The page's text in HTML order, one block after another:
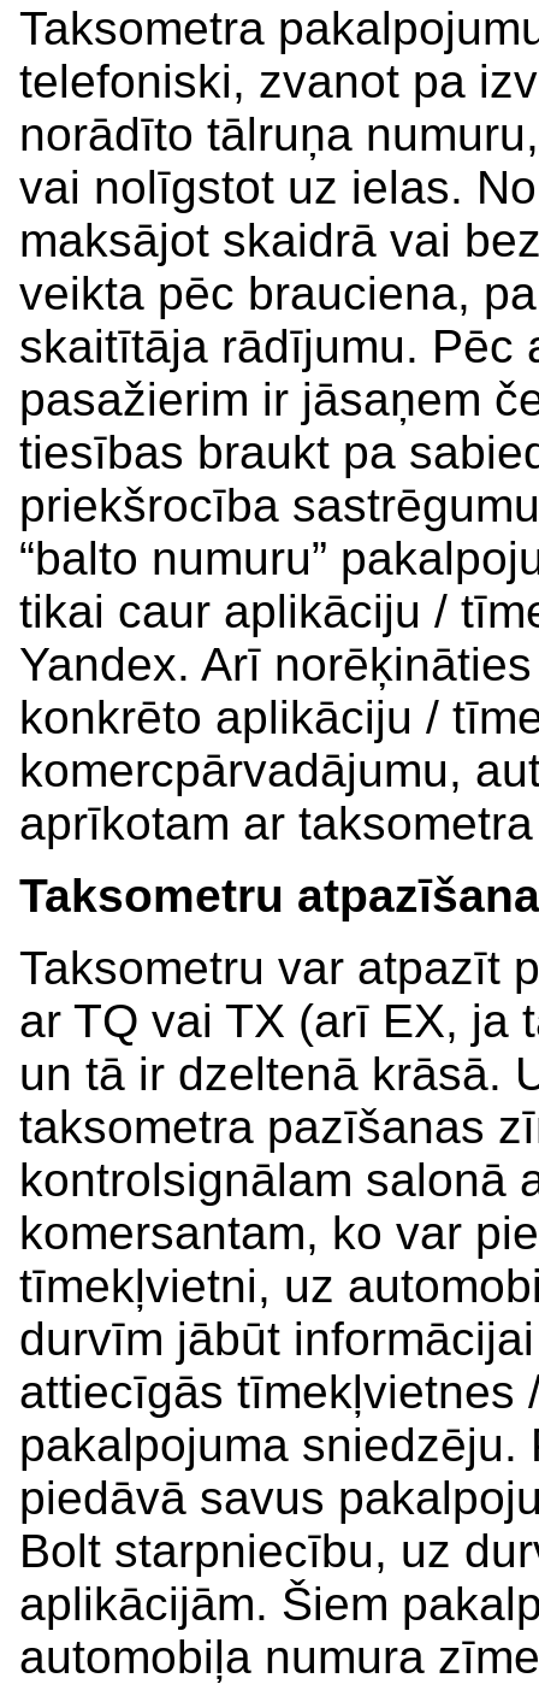
Taksometra
telefoniski, zvanot pa
norādīto tālruņa
vai nolīgstot uz ielas.
maksājot skaidrā vai
veikta pēc brauciena,
skaitītāja rādījumu. Pēc
pasažierim ir jāsaņem
tiesības braukt pa
priekšrocība
“balto numuru”
tikai caur aplikāciju /
Yandex. Arī
konkrēto aplikāciju /
komercpārvadājumu,
aprīkotam ar
Taksometru
Taksometru var atpazīt
ar TQ vai TX (arī EX, ja
un tā ir dzeltenā krāsā.
taksometra pazīšanas
kontrolsignālam salonā
komersantam, ko var
tīmekļvietni, uz
durvīm jābūt
attiecīgās tīmekļvietnes
pakalpojuma sniedzēju.
piedāvā savus
Bolt starpniecību, uz
aplikācijām. Šiem
automobiļa numura